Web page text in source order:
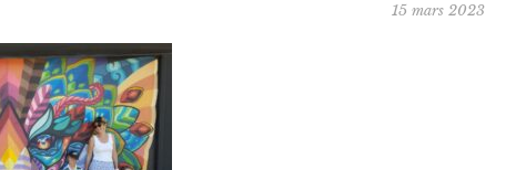
15 mars 2023